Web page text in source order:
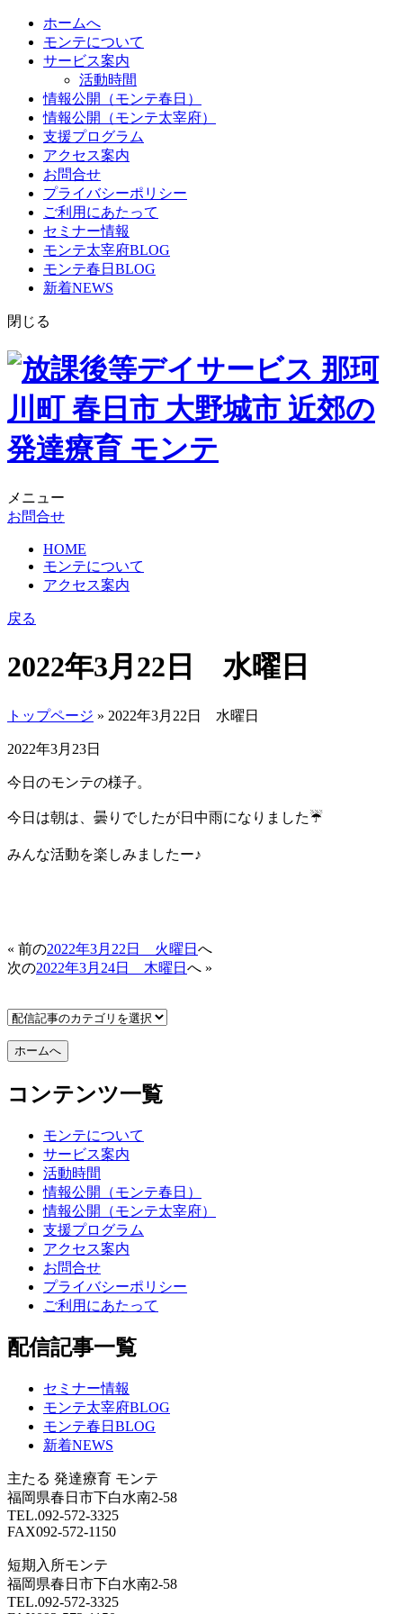
ホームへ
モンテについて
サービス案内
活動時間
情報公開（モンテ春日）
情報公開（モンテ太宰府）
支援プログラム
アクセス案内
お問合せ
プライバシーポリシー
ご利用にあたって
セミナー情報
モンテ太宰府BLOG
モンテ春日BLOG
新着NEWS
閉じる
メニュー
お問合せ
HOME
モンテについて
アクセス案内
戻る
2022年3月22日 水曜日
トップページ » 2022年3月22日 水曜日
2022年3月23日
今日のモンテの様子。
今日は朝は、曇りでしたが日中雨になりました☔️
みんな活動を楽しみましたー♪
« 前の2022年3月22日 火曜日 へ
次の2022年3月24日 木曜日 へ »
コンテンツ一覧
モンテについて
サービス案内
活動時間
情報公開（モンテ春日）
情報公開（モンテ太宰府）
支援プログラム
アクセス案内
お問合せ
プライバシーポリシー
ご利用にあたって
配信記事一覧
セミナー情報
モンテ太宰府BLOG
モンテ春日BLOG
新着NEWS
主たる 発達療育 モンテ
福岡県春日市下白水南2-58
TEL.092-572-3325
FAX092-572-1150
短期入所モンテ
福岡県春日市下白水南2-58
TEL.092-572-3325